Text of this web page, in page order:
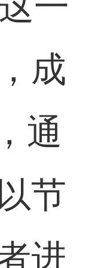
成
通
节
进